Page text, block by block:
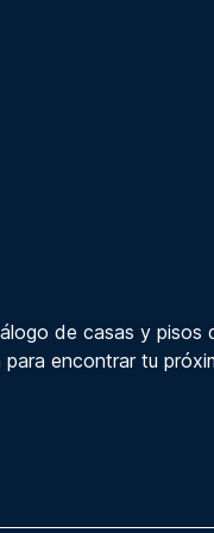
de casas y pisos
encontrar tu